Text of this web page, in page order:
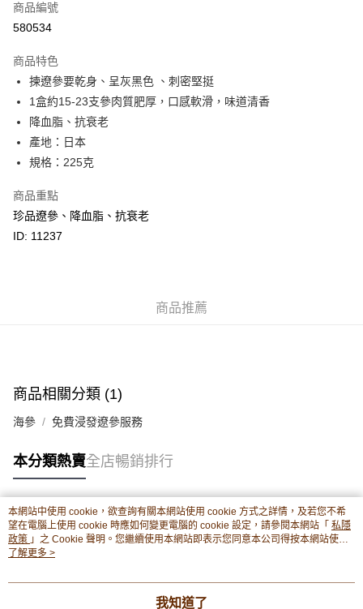
Apple Pay
AlipayHK
PayMe
WeChat Pay
BoC Pay
其他轉帳方式
相關說明
轉數快識別碼(FPS ID)：4042362 中國銀行戶口：012-875-1-240680-7 匯
物流公司會改派其他自取點或其他配送方式。)
每筆HK$80.00，滿HK$380.00或以上免運費
付款後門市自取 (3-6天可到店取) (取貨請自備購物袋)
每筆HK$80.00，滿HK$380.00或以上免運費
商品編號
580534
商品特色
揀遼參要乾身、呈灰黑色 、刺密堅挺
1盒約15-23支參肉質肥厚，口感軟滑，味道清香
降血脂、抗衰老
產地：日本
規格：225克
商品重點
珍品遼參、降血脂、抗衰老
ID: 11237
商品推薦
商品相關分類 (1)
海參 免費浸發遼參服務
本分類熱賣全店暢銷排行
熱門標籤
熱銷排行
本網站中使用 cookie，欲查詢有關本網站使用 cookie 方式之詳情，及若您不希
望在電腦上使用 cookie 時應如何變更電腦的 cookie 設定，請參閱本網站「 私隱
政策 」之 Cookie 聲明。您繼續使用本網站即表示您同意本公司得按本網站使用
條款之 Cookie 聲明使用 cookie。
了解更多 >
我知道了